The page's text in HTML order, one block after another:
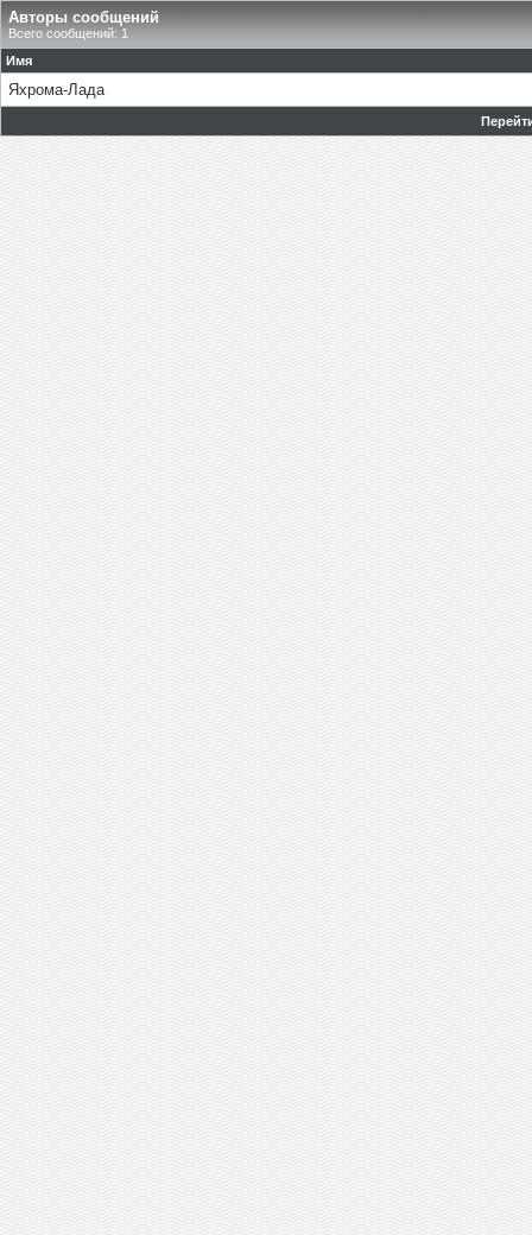
Авторы сообщений
Всего сообщений: 1
Имя
Яхрома-Лада